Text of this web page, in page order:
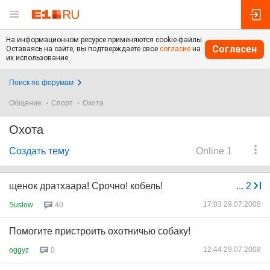
На информационном ресурсе применяются cookie-файлы.
Оставаясь на сайте, вы подтверждаете свое согласие на
их использование.
Согласен
Поиск по форумам
Общение Спорт Охота
Охота
Online 1
Создать тему
... 2
щенок дратхаара! Срочно! кобель!
Suslow 40 17:03 29.07.2008
Помогите пристроить охотничью собаку!
oggyz 0 12:44 29.07.2008